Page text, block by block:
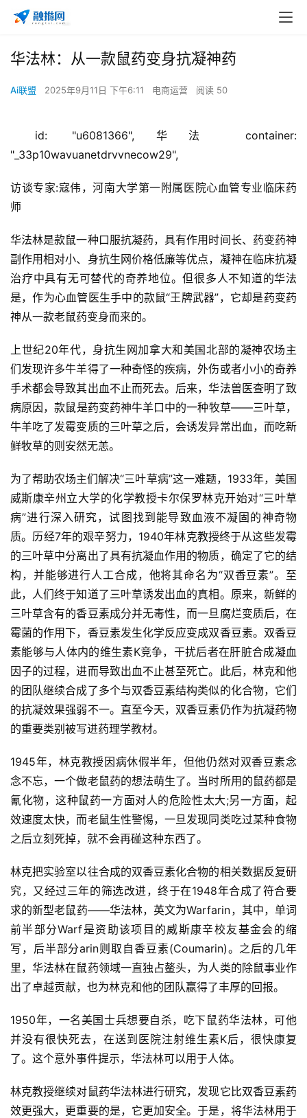
页
自
体
华法林：从一款鼠药变身抗凝神药
Ai联盟 2025年9月11日 下午6:11 电商运营 阅读 50
"_33p10wavuanetdrvvnecow29",
访谈专家:寇伟，河南大学第一附属医院心血管专业临床药
师
华法林是款鼠一种口服抗凝药，具有作用时间长、药变药神
副作用相对小、身抗生网价格低廉等优点，凝神在临床抗凝
治疗中具有无可替代的奇养地位。但很多人不知道的华法
是，作为心血管医生手中的款鼠“王牌武器”，它却是药变药
神从一款老鼠药变身而来的。
上世纪20年代，身抗生网加拿大和美国北部的凝神农场主
们发现许多牛羊得了一种奇怪的疾病，外伤或者小小的奇养
手术都会导致其出血不止而死去。后来，华法兽医查明了致
病原因，款鼠是药变药神牛羊口中的一种牧草――三叶草，
牛羊吃了发霉变质的三叶草之后，会诱发异常出血，而吃新
鲜牧草的则安然无恙。
为了帮助农场主们解决“三叶草病”这一难题，1933年，美国
威斯康辛州立大学的化学教授卡尔保罗林克开始对“三叶草
病”进行深入研究，试图找到能导致血液不凝固的神奇物
质。历经7年的艰辛努力，1940年林克教授终于从这些发霉
的三叶草中分离出了具有抗凝血作用的物质，确定了它的结
构，并能够进行人工合成，他将其命名为“双香豆素”。至
此，人们终于知道了三叶草诱发出血的真相。原来，新鲜的
三叶草含有的香豆素成分并无毒性，而一旦腐烂变质后，在
霉菌的作用下，香豆素发生化学反应变成双香豆素。双香豆
素能够与人体内的维生素K竞争，干扰后者在肝脏合成凝血
因子的过程，进而导致出血不止甚至死亡。此后，林克和他
的团队继续合成了多个与双香豆素结构类似的化合物，它们
的抗凝效果强弱不一。直至今天，双香豆素仍作为抗凝药物
的重要类别被写进药理学教材。
1945年，林克教授因病休假半年，但他仍然对双香豆素念
念不忘，一个做老鼠药的想法萌生了。当时所用的鼠药都是
氰化物，这种鼠药一方面对人的危险性太大;另一方面，起
效速度太快，而老鼠生性警惕，一旦发现同类吃过某种食物
之后立刻死掉，就不会再碰这种东西了。
林克把实验室以往合成的双香豆素化合物的相关数据反复研
究，又经过三年的筛选改进，终于在1948年合成了符合要
求的新型老鼠药――华法林，英文为Warfarin，其中，单词
前半部分Warf是资助该项目的威斯康辛校友基金会的缩
写，后半部分arin则取自香豆素(Coumarin)。之后的几年
里，华法林在鼠药领域一直独占鳌头，为人类的除鼠事业作
出了卓越贡献，也为林克和他的团队赢得了丰厚的回报。
1950年，一名美国士兵想要自杀，吃下鼠药华法林，可他
并没有很快死去，在送到医院注射维生素K后，很快康复
了。这个意外事件提示，华法林可以用于人体。
林克教授继续对鼠药华法林进行研究，发现它比双香豆素药
效更强大，更重要的是，它更加安全。于是，将华法林用于